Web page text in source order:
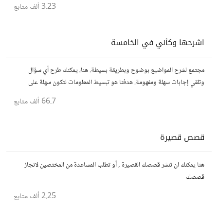
3.23 ألف متابع
اشرحها وكأني في الخامسة
مجتمع لشرح المواضيع بوضوح وبطريقة بسيطة. هنا، يمكنك طرح أي سؤال
وتلقي إجابات سهلة ومفهومة. هدفنا هو تبسيط المعلومات لتكون سهلة على
66.7 ألف متابع
قصص قصيرة
هنا يمكنك ان تنشر قصصك القصيرة , أو تطلب المساعدة من المختصين لانجاز
قصصك
2.25 ألف متابع